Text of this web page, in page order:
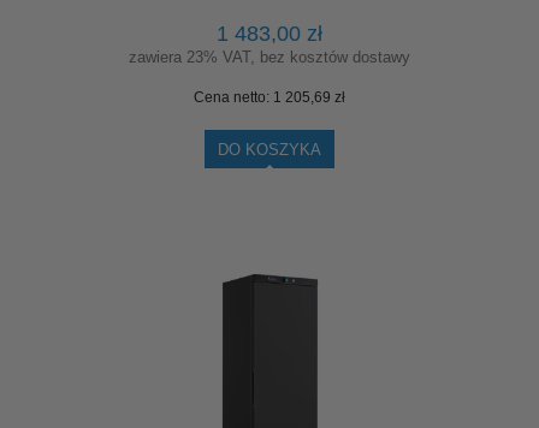
1 483,00 zł
zawiera 23% VAT, bez kosztów dostawy
Cena netto: 1 205,69 zł
DO KOSZYKA